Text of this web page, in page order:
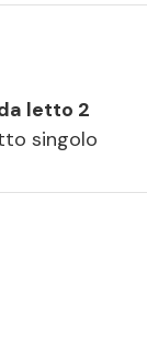
letto 2
singolo